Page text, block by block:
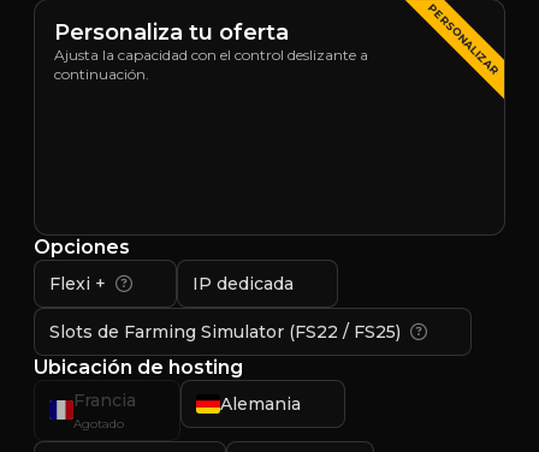
PERSONALIZAR
Personaliza tu oferta
Ajusta la capacidad con el control deslizante a
continuación.
Opciones
Flexi + IP dedicada
Slots de Farming Simulator (FS22 / FS25)
Ubicación de hosting
Francia
Agotado
Alemania